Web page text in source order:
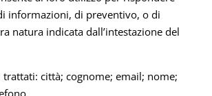
informazioni, di preventivo, o di
natura indicata dall’intestazione del
trattati: città; cognome; email; nome;